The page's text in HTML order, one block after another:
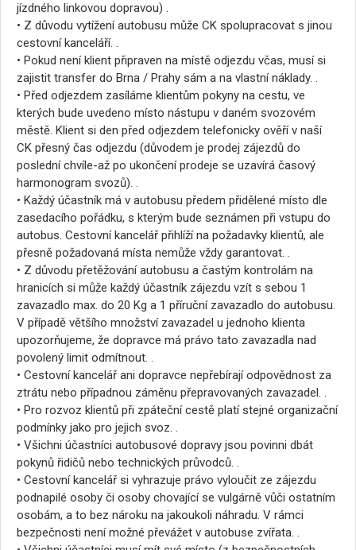
jízdného linkovou dopravou) .
• Z důvodu vytížení autobusu může CK spolupracovat s jinou
cestovní kanceláří. .
• Pokud není klient připraven na místě odjezdu včas, musí si
zajistit transfer do Brna / Prahy sám a na vlastní náklady. .
• Před odjezdem zasíláme klientům pokyny na cestu, ve
kterých bude uvedeno místo nástupu v daném svozovém
městě. Klient si den před odjezdem telefonicky ověří v naší
CK přesný čas odjezdu (důvodem je prodej zájezdů do
poslední chvíle-až po ukončení prodeje se uzavírá časový
harmonogram svozů). .
• Každý účastník má v autobusu předem přidělené místo dle
zasedacího pořádku, s kterým bude seznámen při vstupu do
autobus. Cestovní kancelář přihlíží na požadavky klientů, ale
přesně požadovaná místa nemůže vždy garantovat. .
• Z důvodu přetěžování autobusu a častým kontrolám na
hranicích si může každý účastník zájezdu vzít s sebou 1
zavazadlo max. do 20 Kg a 1 příruční zavazadlo do autobusu.
V případě většího množství zavazadel u jednoho klienta
upozorňujeme, že dopravce má právo tato zavazadla nad
povolený limit odmítnout. .
• Cestovní kancelář ani dopravce nepřebírají odpovědnost za
ztrátu nebo případnou záměnu přepravovaných zavazadel. .
• Pro rozvoz klientů při zpáteční cestě platí stejné organizační
podmínky jako pro jejich svoz. .
• Všichni účastníci autobusové dopravy jsou povinni dbát
pokynů řidičů nebo technických průvodců. .
• Cestovní kancelář si vyhrazuje právo vyloučit ze zájezdu
podnapilé osoby či osoby chovající se vulgárně vůči ostatním
osobám, a to bez nároku na jakoukoli náhradu. V rámci
bezpečnosti není možné převážet v autobuse zvířata. .